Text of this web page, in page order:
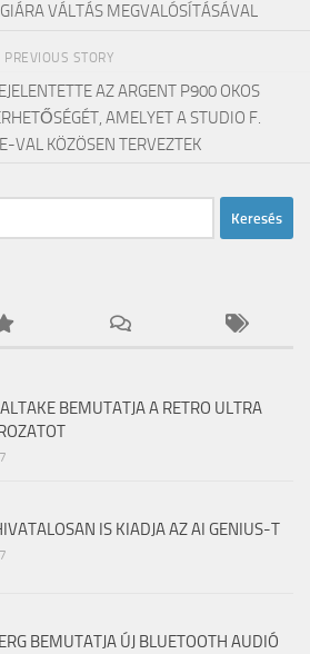
VÁLTÁS MEGVALÓSÍTÁSÁVAL
PREVIOUS STORY
AZ ARGENT P900 OKOS
AMELYET A STUDIO F.
VAL KÖZÖSEN TERVEZTEK
BEMUTATJA A RETRO ULTRA
IS KIADJA AZ AI GENIUS-T
BEMUTATJA ÚJ BLUETOOTH AUDIÓ